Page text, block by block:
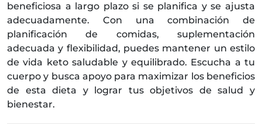
beneficiosa a largo plazo si se planifica y se ajusta
adecuadamente. Con una combinación de
planificación de comidas, suplementación
adecuada y flexibilidad, puedes mantener un estilo
de vida keto saludable y equilibrado. Escucha a tu
cuerpo y busca apoyo para maximizar los beneficios
de esta dieta y lograr tus objetivos de salud y
bienestar.